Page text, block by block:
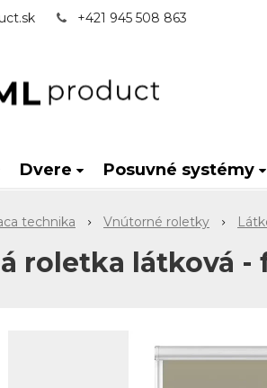
+421 945 508 863
Dvere Posuvné systémy
technika Vnútorné roletky
roletka látková -